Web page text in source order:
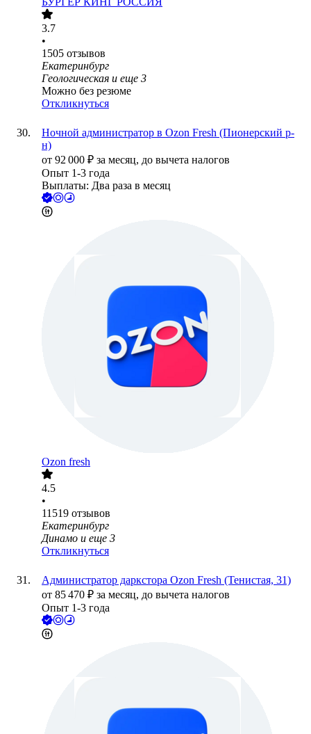
3.7
•
1505 отзывов
Екатеринбург
Геологическая и еще 3
Можно без резюме
Откликнуться
Ночной администратор в Ozon Fresh (Пионерский р-
н)
от 92 000 ₽ за месяц, до вычета налогов
Опыт 1-3 года
Выплаты: Два раза в месяц
Ozon fresh
4.5
•
11519 отзывов
Екатеринбург
Динамо и еще 3
Откликнуться
Администратор даркстора Ozon Fresh (Тенистая, 31)
от 85 470 ₽ за месяц, до вычета налогов
Опыт 1-3 года